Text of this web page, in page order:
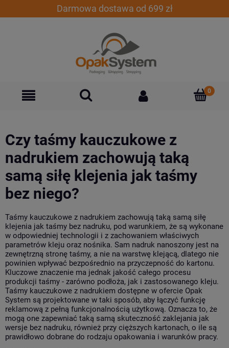
Darmowa dostawa od 699 zł
Czy taśmy kauczukowe z
nadrukiem zachowują taką
samą siłę klejenia jak taśmy
bez niego?
Taśmy kauczukowe z nadrukiem zachowują taką samą siłę
klejenia jak taśmy bez nadruku, pod warunkiem, że są wykonane
w odpowiedniej technologii i z zachowaniem właściwych
parametrów kleju oraz nośnika. Sam nadruk nanoszony jest na
zewnętrzną stronę taśmy, a nie na warstwę klejącą, dlatego nie
powinien wpływać bezpośrednio na przyczepność do kartonu.
Kluczowe znaczenie ma jednak jakość całego procesu
produkcji taśmy - zarówno podłoża, jak i zastosowanego kleju.
Taśmy kauczukowe z nadrukiem dostępne w ofercie Opak
System są projektowane w taki sposób, aby łączyć funkcję
reklamową z pełną funkcjonalnością użytkową. Oznacza to, że
mogą one zapewniać taką samą skuteczność zaklejania jak
wersje bez nadruku, również przy cięższych kartonach, o ile są
prawidłowo dobrane do rodzaju opakowania i warunków pracy.